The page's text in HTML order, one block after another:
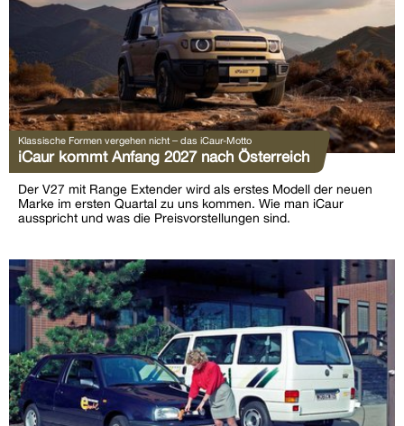
Klassische Formen vergehen nicht – das iCaur-Motto
iCaur kommt Anfang 2027 nach Österreich
Der V27 mit Range Extender wird als erstes Modell der neuen
Marke im ersten Quartal zu uns kommen. Wie man iCaur
ausspricht und was die Preisvorstellungen sind.